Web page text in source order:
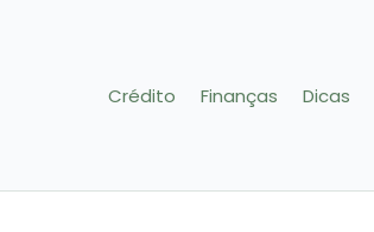
Crédito Finanças Dicas